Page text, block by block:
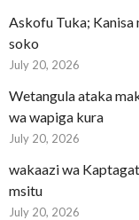
Askofu Tuka; Kanisa
soko
July 20, 2026
Wetangula ataka
wa wapiga kura
July 20, 2026
wakaazi wa
msitu
July 20, 2026